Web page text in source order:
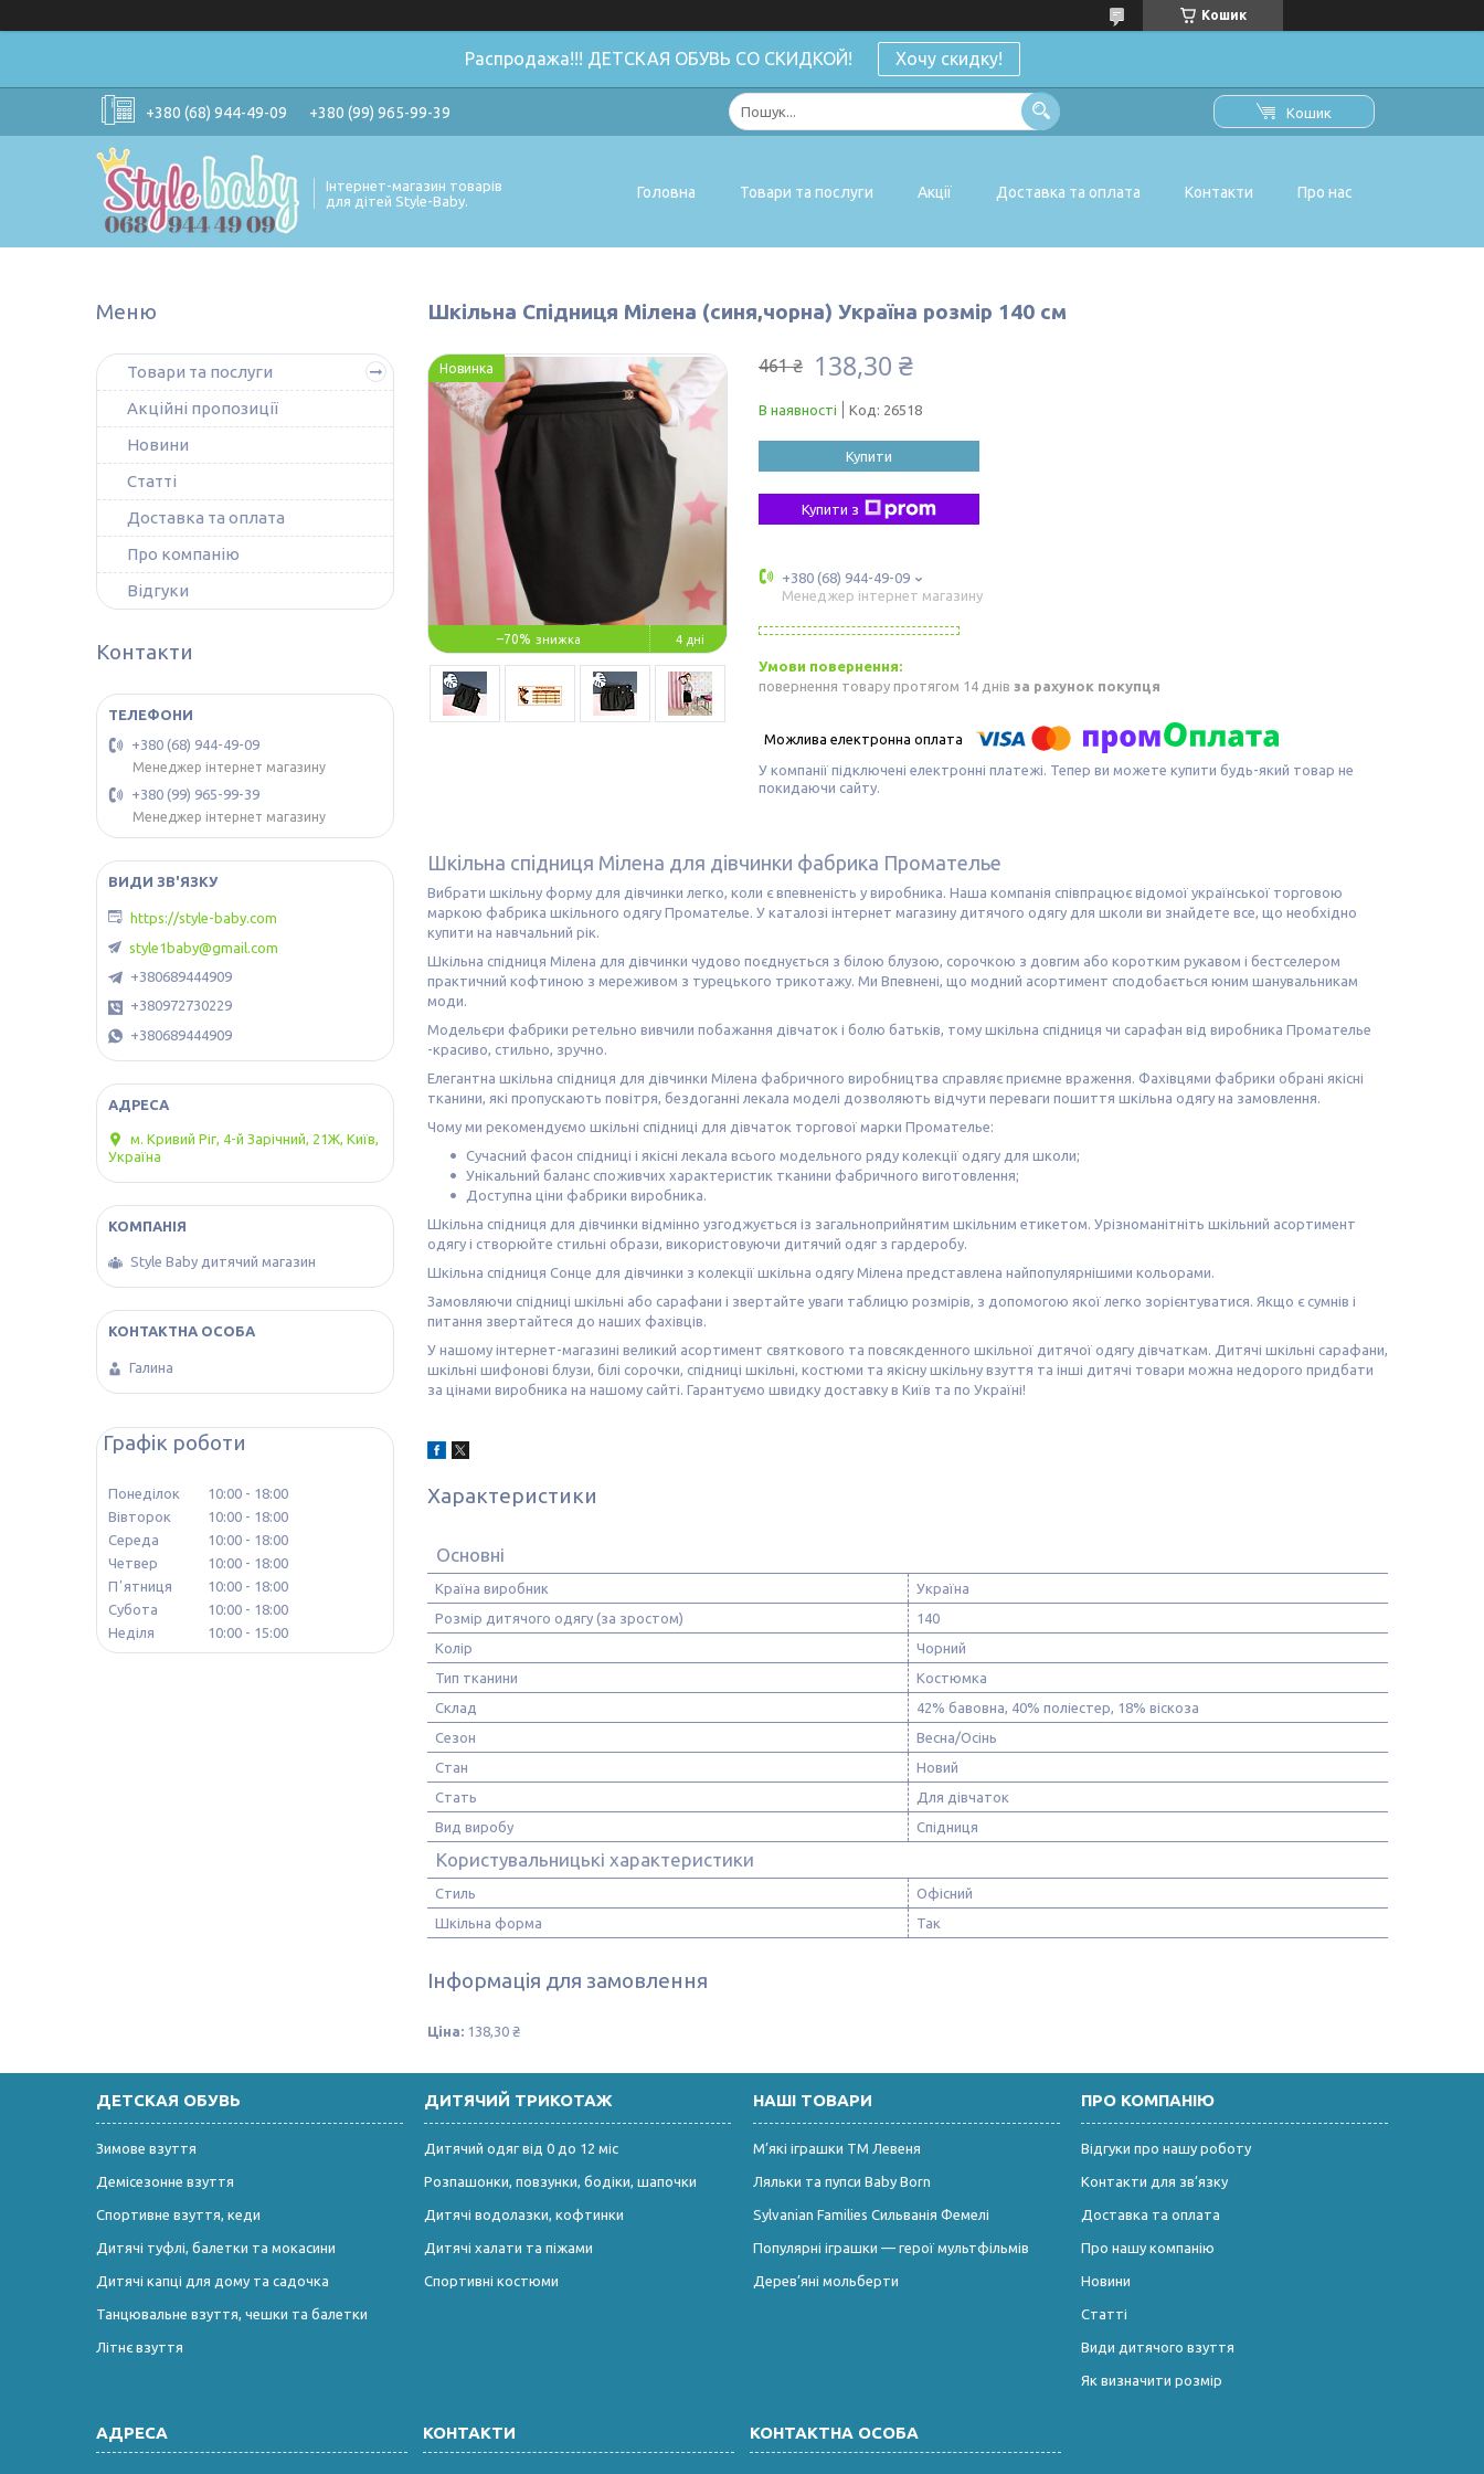
Кошик
Распродажа!!! ДЕТСКАЯ ОБУВЬ СО СКИДКОЙ! Хочу скидку!
+380 (68) 944-49-09 +380 (99) 965-99-39 Кошик
Інтернет-магазин товарів
для дітей Style-Baby.
Головна Товари та послуги Акції Доставка та оплата Контакти Про нас
Шкільна Спідниця Мілена (синя,чорна) Україна розмір 140 см
–70% 4 дні
Новинка 461 ₴ 138,30 ₴
В наявності Код: 26518
Купити
Купити з
+380 (68) 944-49-09
Менеджер інтернет магазину
повернення товару протягом 14 днів за рахунок покупця
У компанії підключені електронні платежі. Тепер ви можете купити будь-який товар не
покидаючи сайту.
Шкільна спідниця Мілена для дівчинки фабрика Промателье
Вибрати шкільну форму для дівчинки легко, коли є впевненість у виробника. Наша компанія співпрацює відомої української торговою
маркою фабрика шкільного одягу Промателье. У каталозі інтернет магазину дитячого одягу для школи ви знайдете все, що необхідно
купити на навчальний рік.
Шкільна спідниця Мілена для дівчинки чудово поєднується з білою блузою, сорочкою з довгим або коротким рукавом і бестселером
практичний кофтиною з мереживом з турецького трикотажу. Ми Впевнені, що модний асортимент сподобається юним шанувальникам
моди.
Модельєри фабрики ретельно вивчили побажання дівчаток і болю батьків, тому шкільна спідниця чи сарафан від виробника Промателье
-красиво, стильно, зручно.
Елегантна шкільна спідниця для дівчинки Мілена фабричного виробництва справляє приємне враження. Фахівцями фабрики обрані якісні
тканини, які пропускають повітря, бездоганні лекала моделі дозволяють відчути переваги пошиття шкільна одягу на замовлення.
Чому ми рекомендуємо шкільні спідниці для дівчаток торгової марки Промателье:
Сучасний фасон спідниці і якісні лекала всього модельного ряду колекції одягу для школи;
Унікальний баланс споживчих характеристик тканини фабричного виготовлення;
Доступна ціни фабрики виробника.
Шкільна спідниця для дівчинки відмінно узгоджується із загальноприйнятим шкільним етикетом. Урізноманітніть шкільний асортимент
одягу і створюйте стильні образи, використовуючи дитячий одяг з гардеробу.
Шкільна спідниця Сонце для дівчинки з колекції шкільна одягу Мілена представлена найпопулярнішими кольорами.
Замовляючи спідниці шкільні або сарафани і звертайте уваги таблицю розмірів, з допомогою якої легко зорієнтуватися. Якщо є сумнів і
питання звертайтеся до наших фахівців.
У нашому інтернет-магазині великий асортимент святкового та повсякденного шкільної дитячої одягу дівчаткам. Дитячі шкільні сарафани,
шкільні шифонові блузи, білі сорочки, спідниці шкільні, костюми та якісну шкільну взуття та інші дитячі товари можна недорого придбати
за цінами виробника на нашому сайті. Гарантуємо швидку доставку в Київ та по Україні!
Характеристики
Основні
Країна виробник
Україна
Розмір дитячого одягу (за зростом)
140
Колір
Чорний
Тип тканини
Костюмка
Склад
42% бавовна, 40% поліестер, 18% віскоза
Сезон
Весна/Осінь
Стан
Новий
Стать
Для дівчаток
Вид виробу
Спідниця
Користувальницькі характеристики
Стиль
Офісний
Шкільна форма
Так
Інформація для замовлення
Ціна: 138,30 ₴
Товари та послуги
Акційні пропозиції
Новини
Статті
Доставка та оплата
Про компанію
Відгуки
Контакти
+380 (68) 944-49-09
Менеджер інтернет магазину
+380 (99) 965-99-39
Менеджер інтернет магазину
https://style-baby.com
style1baby@gmail.com
+380689444909
+380972730229
+380689444909
м. Кривий Ріг, 4-й Зарічний, 21Ж, Київ,
Україна
Style Baby дитячий магазин
Галина
Графік роботи
Понеділок 10:00
18:00
Вівторок
10:00
18:00
Середа
10:00
18:00
Четвер
10:00
18:00
Пʼятниця
10:00
18:00
Субота
10:00
18:00
Неділя
10:00 15:00
ДЕТСКАЯ ОБУВЬ
Зимове взуття
Демісезонне взуття
Спортивне взуття, кеди
Дитячі туфлі, балетки та мокасини
Дитячі капці для дому та садочка
Танцювальне взуття, чешки та балетки
Літнє взуття
ДИТЯЧИЙ ТРИКОТАЖ
Дитячий одяг від 0 до 12 міс
Розпашонки, повзунки, бодіки, шапочки
Дитячі водолазки, кофтинки
Дитячі халати та піжами
Спортивні костюми
НАШІ ТОВАРИ
М’які іграшки ТМ Левеня
Ляльки та пупси Baby Born
Sylvanian Families Сильванія Фемелі
Популярні іграшки — герої мультфільмів
Дерев’яні мольберти
ПРО КОМПАНІЮ
Відгуки про нашу роботу
Контакти для зв’язку
Доставка та оплата
Про нашу компанію
Новини
Статті
Види дитячого взуття
Як визначити розмір